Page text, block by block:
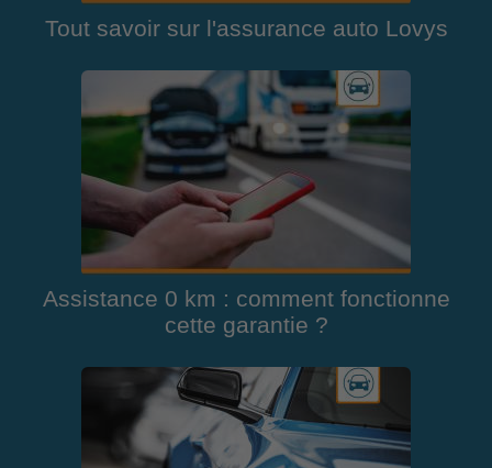
Tout savoir sur l'assurance auto Lovys
Assistance 0 km : comment fonctionne
cette garantie ?